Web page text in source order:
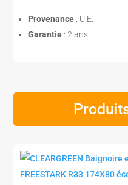
Provenance : U.E.
Garantie : 2 ans